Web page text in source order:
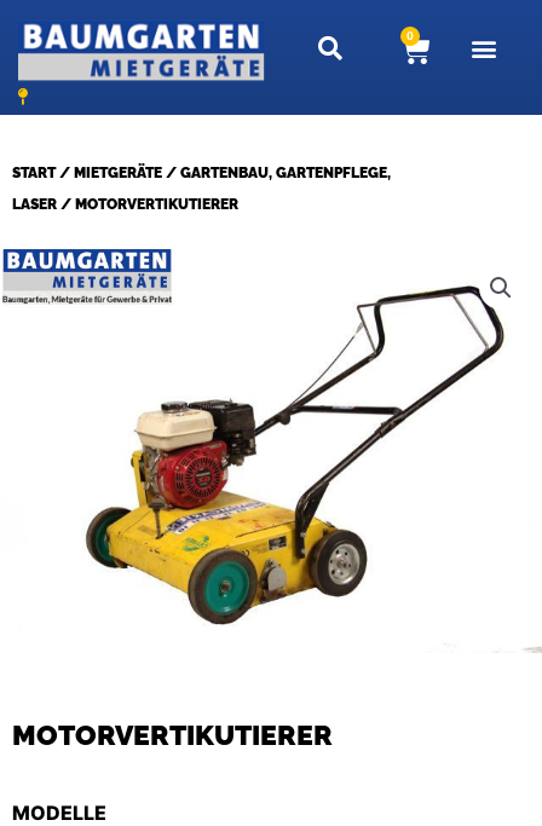
Inhalt
springen
0
START/ MIETGERÄTE / GARTENBAU, GARTENPFLEGE,
LASER / MOTORVERTIKUTIERER
MOTORVERTIKUTIERER
MODELLE
MOTORVERTIKUTIERER